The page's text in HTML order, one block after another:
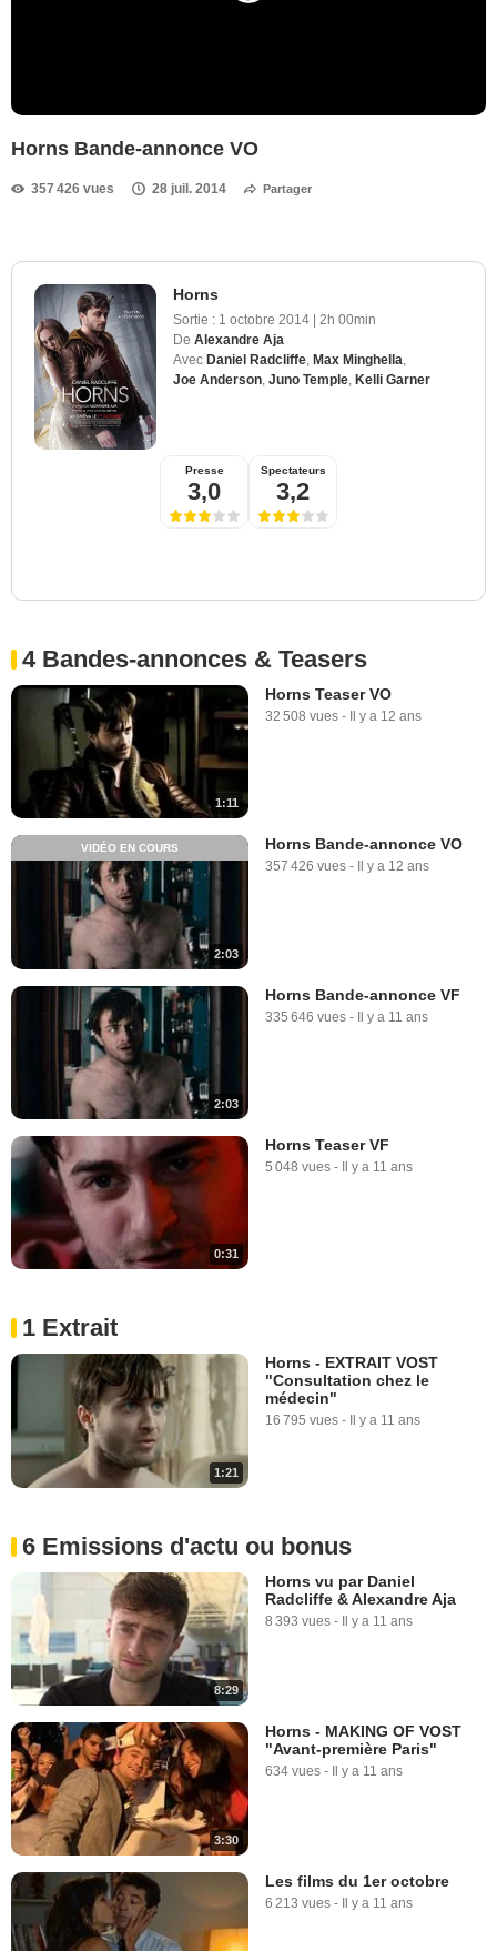
Horns Bande-annonce VO
357 426 vues 28 juil. 2014 Partager
Horns
Sortie : 1 octobre 2014 | 2h 00min
De Alexandre Aja
Avec Daniel Radcliffe Max Minghella
Joe Anderson Juno Temple Kelli Garner
Presse
3,0
Spectateurs
3,2
4 Bandes-annonces & Teasers
1:11
Horns Teaser VO
32 508 vues - Il y a 12 ans
2:03
VIDÉO EN COURS Horns Bande-annonce VO
357 426 vues - Il y a 12 ans
2:03
Horns Bande-annonce VF
335 646 vues - Il y a 11 ans
0:31
Horns Teaser VF
5 048 vues - Il y a 11 ans
1 Extrait
1:21
Horns - EXTRAIT VOST
"Consultation chez le
médecin"
16 795 vues - Il y a 11 ans
6 Emissions d'actu ou bonus
8:29
Horns vu par Daniel
Radcliffe & Alexandre Aja
8 393 vues - Il y a 11 ans
3:30
Horns - MAKING OF VOST
"Avant-première Paris"
634 vues - Il y a 11 ans
Les films du 1er octobre
6 213 vues - Il y a 11 ans